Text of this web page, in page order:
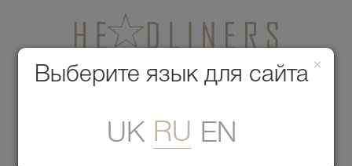
КИЕВ, УЛ. ГМЫРИ 6
×
Выберите язык для сайта
UK RU EN